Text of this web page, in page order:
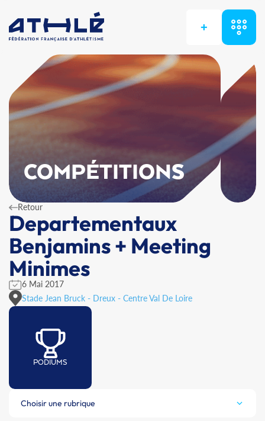
+
COMPÉTITIONS
Retour
Departementaux
Benjamins + Meeting
Minimes
6 Mai 2017
Stade Jean Bruck - Dreux - Centre Val De Loire
PODIUMS
Choisir une rubrique